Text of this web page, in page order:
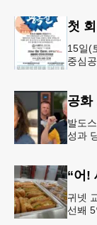
15일(
중심
공화
발도
성과
“어!
귀넷
선봬 5